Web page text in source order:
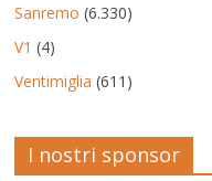
Sanremo (6.330)
V1 (4)
Ventimiglia (611)
I nostri sponsor